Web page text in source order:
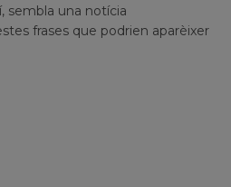
sembla una notícia
frases que podrien aparèixer